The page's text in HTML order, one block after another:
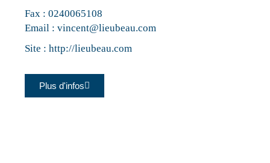
Fax : 0240065108
Email :vincent@lieubeau.com
Site :http://lieubeau.com
Plus d'infos